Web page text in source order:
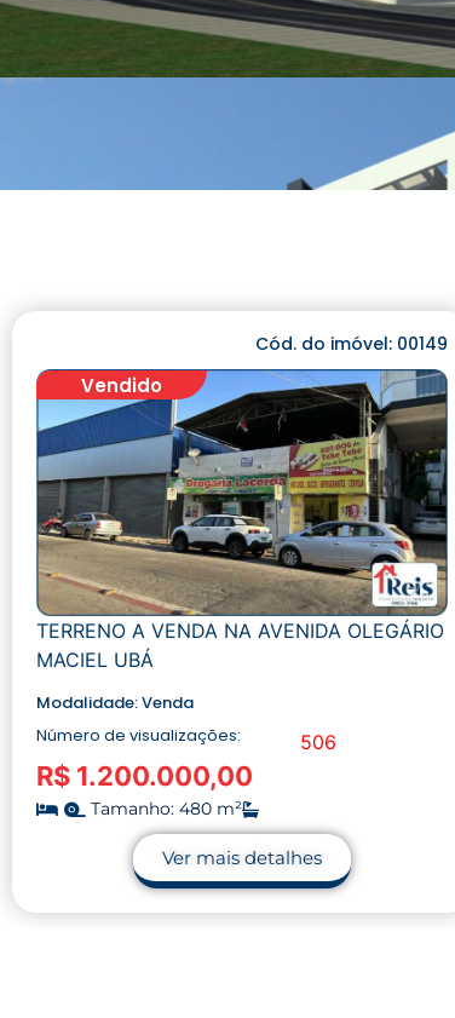
Cód. do imóvel: 00149
Vendido
TERRENO A VENDA NA AVENIDA OLEGÁRIO
MACIEL UBÁ
Modalidade:Venda
Número de visualizações:
506
R$ 1.200.000,00
Tamanho: 480 m²
Ver mais detalhes